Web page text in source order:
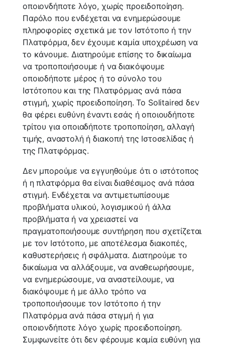
οποιονδήποτε λόγο, χωρίς προειδοποίηση.
Παρόλο που ενδέχεται να ενημερώσουμε
πληροφορίες σχετικά με τον Ιστότοπο ή την
Πλατφόρμα, δεν έχουμε καμία υποχρέωση να
το κάνουμε. Διατηρούμε επίσης το δικαίωμα
να τροποποιήσουμε ή να διακόψουμε
οποιοδήποτε μέρος ή το σύνολο του
Ιστότοπου και της Πλατφόρμας ανά πάσα
στιγμή, χωρίς προειδοποίηση. Το Solitaired δεν
θα φέρει ευθύνη έναντι εσάς ή οποιουδήποτε
τρίτου για οποιαδήποτε τροποποίηση, αλλαγή
τιμής, αναστολή ή διακοπή της Ιστοσελίδας ή
της Πλατφόρμας.
Δεν μπορούμε να εγγυηθούμε ότι ο ιστότοπος
ή η πλατφόρμα θα είναι διαθέσιμος ανά πάσα
στιγμή. Ενδέχεται να αντιμετωπίσουμε
προβλήματα υλικού, λογισμικού ή άλλα
προβλήματα ή να χρειαστεί να
πραγματοποιήσουμε συντήρηση που σχετίζεται
με τον Ιστότοπο, με αποτέλεσμα διακοπές,
καθυστερήσεις ή σφάλματα. Διατηρούμε το
δικαίωμα να αλλάξουμε, να αναθεωρήσουμε,
να ενημερώσουμε, να αναστείλουμε, να
διακόψουμε ή με άλλο τρόπο να
τροποποιήσουμε τον Ιστότοπο ή την
Πλατφόρμα ανά πάσα στιγμή ή για
οποιονδήποτε λόγο χωρίς προειδοποίηση.
Συμφωνείτε ότι δεν φέρουμε καμία ευθύνη για